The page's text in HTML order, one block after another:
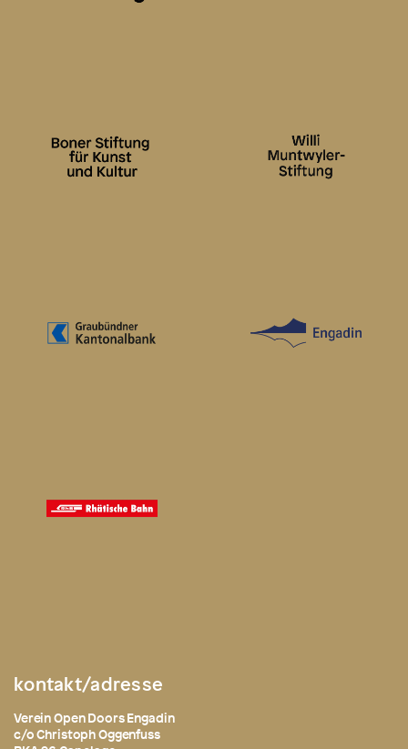
kontakt/adresse
Verein Open Doors Engadin
c/o Christoph Oggenfuss